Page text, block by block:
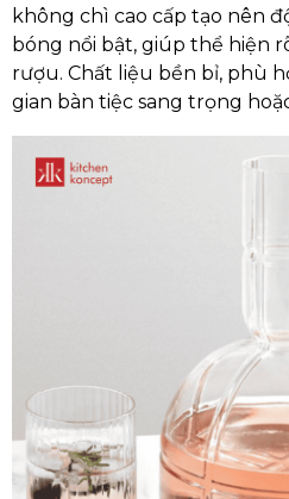
không chì cao cấp tạo nên
bóng nổi bật, giúp thể hiện
rượu. Chất liệu bền bỉ, phù
gian bàn tiệc sang trọng